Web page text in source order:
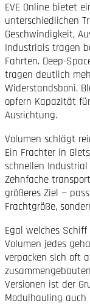
EVE Online bietet
unterschiedlichen
Geschwindigkeit,
Industrials tragen
Fahrten. Deep-
tragen deutlich
Widerstands­boni.
opfern Kapazität
Ausrichtung.
Volumen schlägt
Ein Frachter in
schnellen
Zehnfache
größeres Ziel —
Fracht­größe,
Egal welches
Volumen jedes
verpacken sich oft
Versionen ist der
Modul­hauling auch